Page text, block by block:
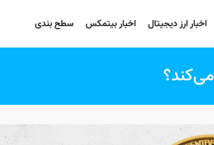
اخبار ارز دیجیتال اخبار بیتمکس سطح بندی